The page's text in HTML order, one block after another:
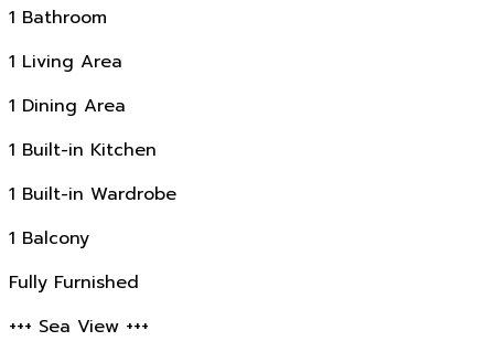
1 Bathroom
1 Living Area
1 Dining Area
1 Built-in Kitchen
1 Built-in Wardrobe
1 Balcony
Fully Furnished
+++ Sea View +++